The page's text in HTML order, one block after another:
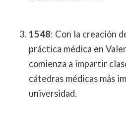
1548: Con la creación
práctica médica en
comienza a impartir
cátedras médicas más
universidad.